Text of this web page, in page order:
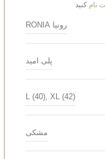
نام کنید
رونیا RONIA
پلی امید
L (40), XL (42)
مشکی